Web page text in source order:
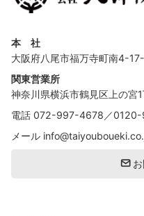
本 社
大阪府八尾市福万寺町南4-
関東営業所
神奈川県横浜市鶴見区上の
電話 072-997-4678 ／
メール
お